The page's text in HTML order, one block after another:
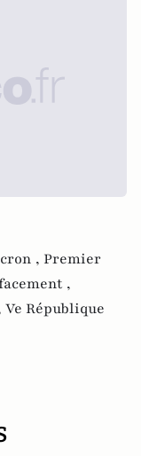
, Premier
,
Ve République